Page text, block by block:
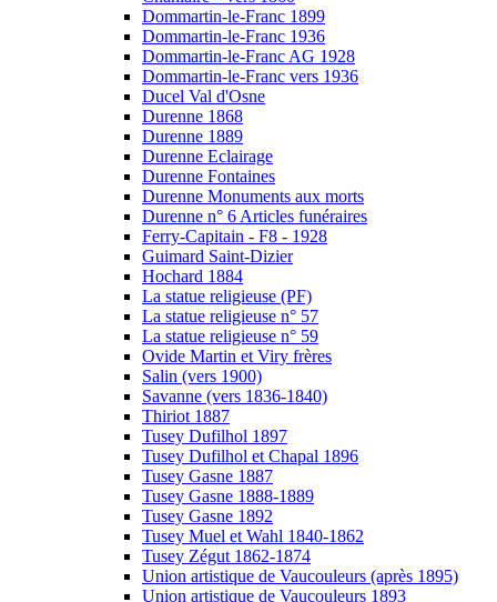
Dommartin-le-Franc 1899
Dommartin-le-Franc 1936
Dommartin-le-Franc AG 1928
Dommartin-le-Franc vers 1936
Ducel Val d'Osne
Durenne 1868
Durenne 1889
Durenne Eclairage
Durenne Fontaines
Durenne Monuments aux morts
Durenne n° 6 Articles funéraires
Ferry-Capitain - F8 - 1928
Guimard Saint-Dizier
Hochard 1884
La statue religieuse (PF)
La statue religieuse n° 57
La statue religieuse n° 59
Ovide Martin et Viry frères
Salin (vers 1900)
Savanne (vers 1836-1840)
Thiriot 1887
Tusey Dufilhol 1897
Tusey Dufilhol et Chapal 1896
Tusey Gasne 1887
Tusey Gasne 1888-1889
Tusey Gasne 1892
Tusey Muel et Wahl 1840-1862
Tusey Zégut 1862-1874
Union artistique de Vaucouleurs (après 1895)
Union artistique de Vaucouleurs 1893